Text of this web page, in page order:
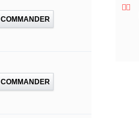
COMMANDER
COMMANDER